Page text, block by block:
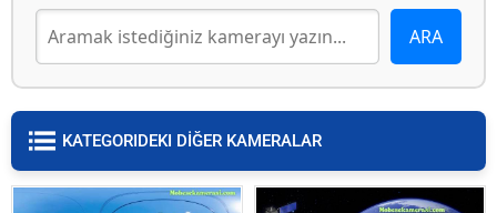
KATEGORIDEKI DİĞER KAMERALAR